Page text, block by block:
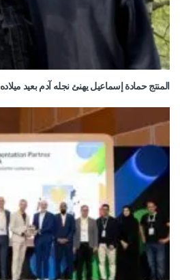
المنتج حمادة إسماعيل يهنئ نجله آدم بعيد ميلاده